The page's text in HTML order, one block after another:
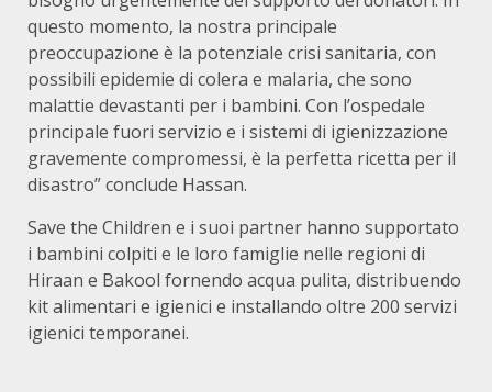
questo momento, la nostra principale
preoccupazione è la potenziale crisi sanitaria, con
possibili epidemie di colera e malaria, che sono
malattie devastanti per i bambini. Con l’ospedale
principale fuori servizio e i sistemi di igienizzazione
gravemente compromessi, è la perfetta ricetta per il
disastro” conclude Hassan.
Save the Children e i suoi partner hanno supportato
i bambini colpiti e le loro famiglie nelle regioni di
Hiraan e Bakool fornendo acqua pulita, distribuendo
kit alimentari e igienici e installando oltre 200 servizi
igienici temporanei.